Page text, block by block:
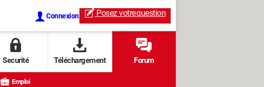
Connexion Posez votrequestion
Securité Téléchargement Forum
Emploi